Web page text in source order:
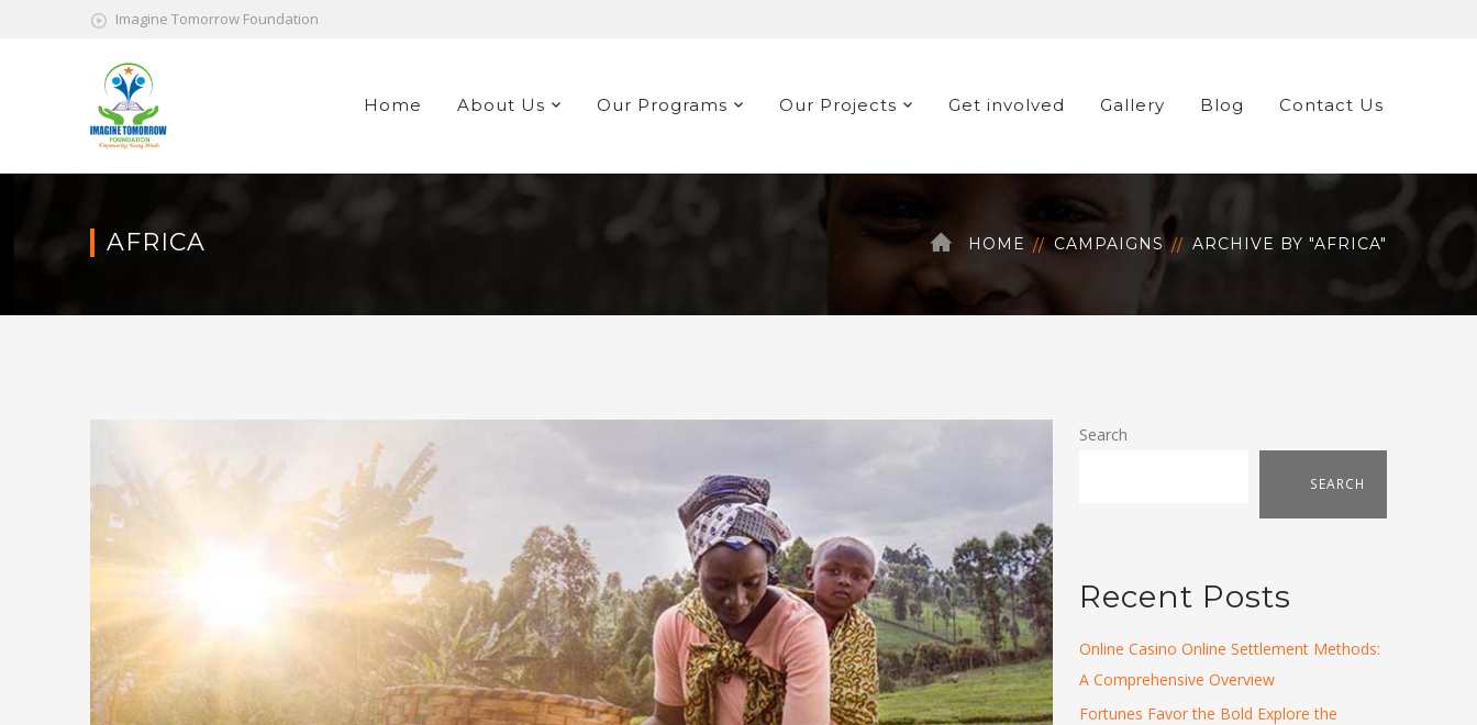
Imagine Tomorrow Foundation
Home About Us Our Programs Our Projects Get involved Gallery Blog Contact Us
AFRICA HOME CAMPAIGNS ARCHIVE BY "AFRICA"
Search
SEARCH
Recent Posts
Online Casino Online Settlement Methods:
A Comprehensive Overview
Fortunes Favor the Bold Explore the